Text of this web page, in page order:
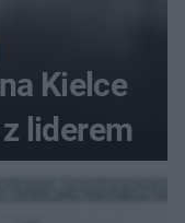
Kielce
liderem